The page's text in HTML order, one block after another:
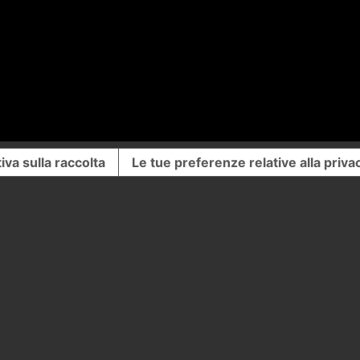
sulla raccolta Le tue preferenze relative alla